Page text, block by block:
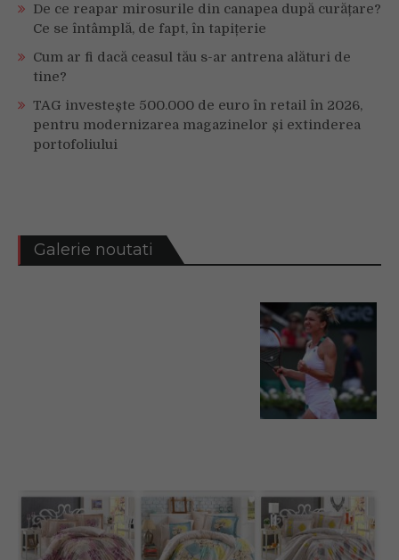
De ce reapar mirosurile din canapea după curățare?
Ce se întâmplă, de fapt, în tapițerie
Cum ar fi dacă ceasul tău s-ar antrena alături de
tine?
TAG investește 500.000 de euro în retail în 2026,
pentru modernizarea magazinelor și extinderea
portofoliului
Galerie noutati